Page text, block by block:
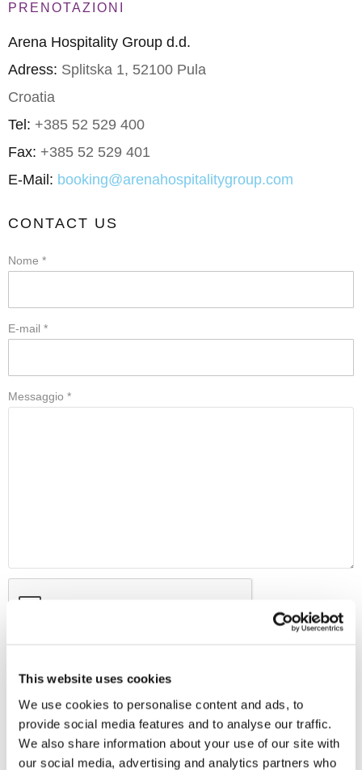
This website uses cookies
We use cookies to personalise content and ads, to
provide social media features and to analyse our traffic.
We also share information about your use of our site with
our social media, advertising and analytics partners who
PRENOTAZIONI
Arena Hospitality Group d.d.
Adress: Splitska 1, 52100 Pula
Croatia
Tel: +385 52 529 400
Fax: +385 52 529 401
E-Mail: booking@arenahospitalitygroup.com
CONTACT US
Nome *
E-mail *
Messaggio *
MAP